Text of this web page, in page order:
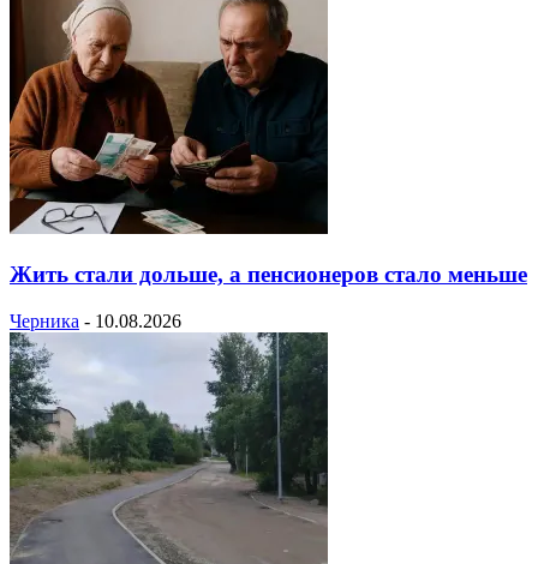
Жить стали дольше, а пенсионеров стало меньше
Черника - 10.08.2026